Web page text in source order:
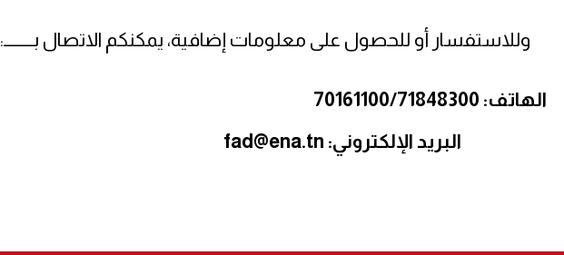
وللاستفسار أو للحصول على معلومات إضافية، يمكنكم الاتصال بــــــــ:
الهاتف: 70161100/71848300
البريد الإلكتروني: